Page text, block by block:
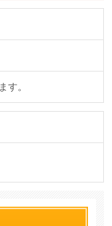
す。